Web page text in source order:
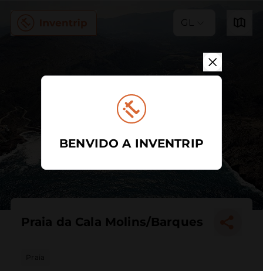
GL
Praia da Cala Molins/Barques
Praia
BENVIDO A INVENTRIP